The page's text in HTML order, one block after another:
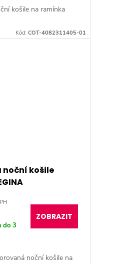
košile na ramínka
Kód: COT-4082311405-01
noční košile
do 3
ZOBRAZIT
noční košile na